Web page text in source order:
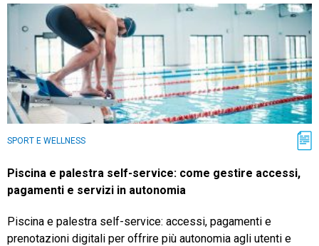
SPORT E WELLNESS
Piscina e palestra self-service: come gestire accessi,
pagamenti e servizi in autonomia
Piscina e palestra self-service: accessi, pagamenti e
prenotazioni digitali per offrire più autonomia agli utenti e